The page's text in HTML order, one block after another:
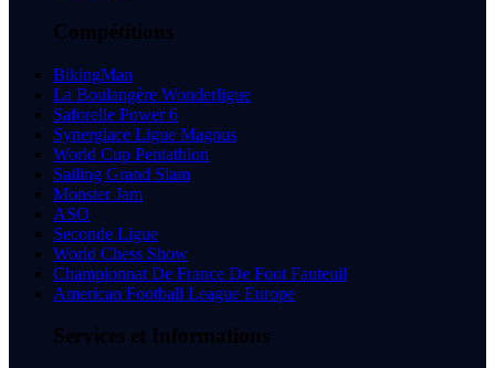
Compétitions
BikingMan
La Boulangère Wonderligue
Saforelle Power 6
Synerglace Ligue Magnus
World Cup Pentathlon
Sailing Grand Slam
Monster Jam
ASO
Seconde Ligue
World Chess Show
Championnat De France De Foot Fauteuil
American Football League Europe
Services et Informations